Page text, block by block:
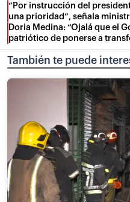
“Por instrucción del
una prioridad”, señala
Doria Medina: “Ojalá que el
patriótico de ponerse a
También te puede